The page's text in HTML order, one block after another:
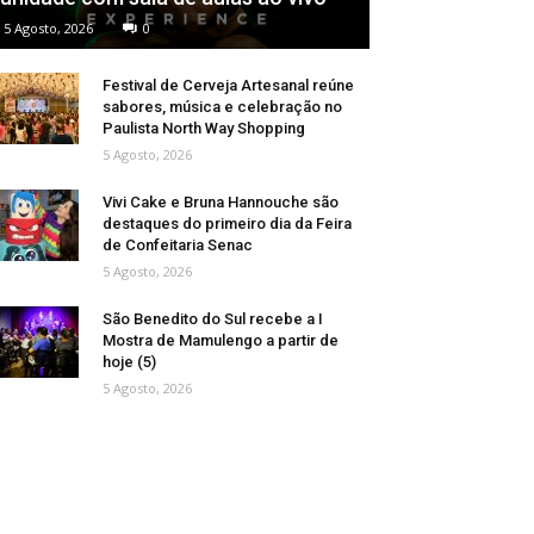
5 Agosto, 2026 0
Festival de Cerveja Artesanal reúne
sabores, música e celebração no
Paulista North Way Shopping
5 Agosto, 2026
Vivi Cake e Bruna Hannouche são
destaques do primeiro dia da Feira
de Confeitaria Senac
5 Agosto, 2026
São Benedito do Sul recebe a I
Mostra de Mamulengo a partir de
hoje (5)
5 Agosto, 2026